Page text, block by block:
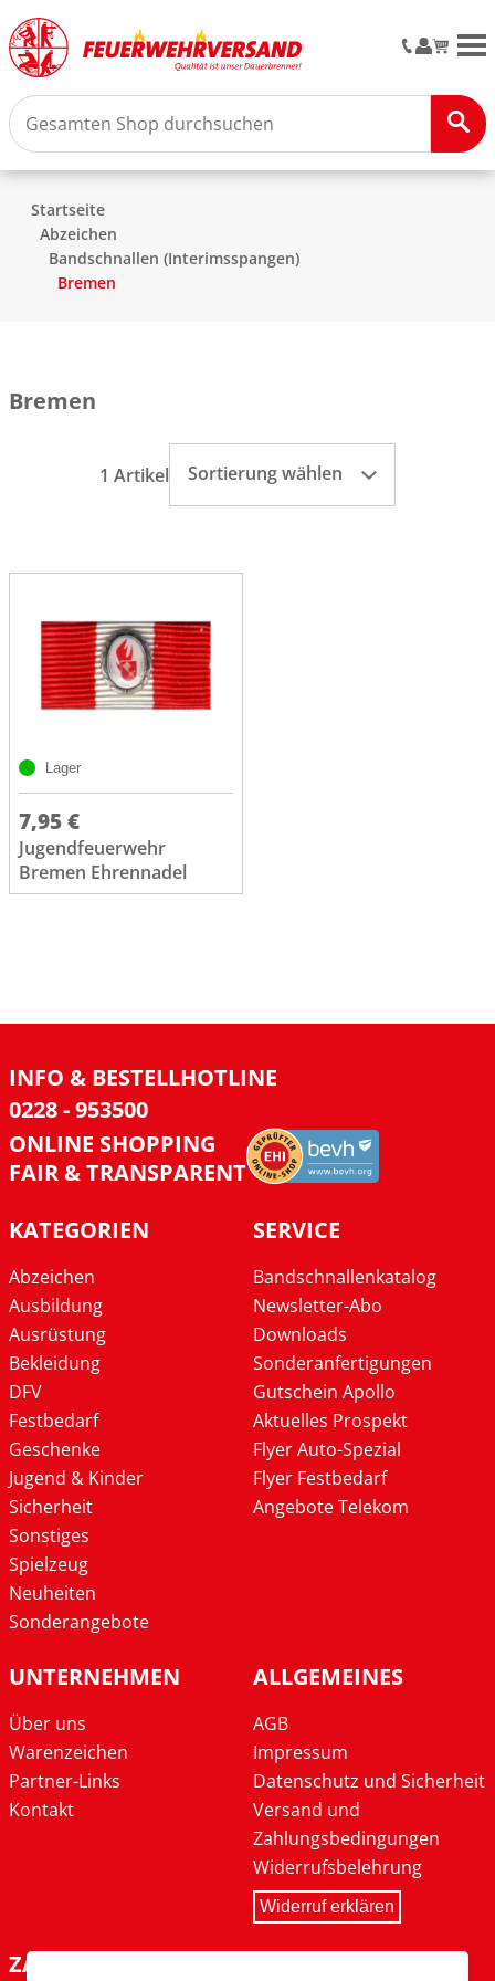
Startseite
Abzeichen
Bandschnallen (Interimsspangen)
Bremen
Bremen
1 Artikel Sortierung wählen
Lager
7,95 €
Jugendfeuerwehr
Bremen Ehrennadel
INFO & BESTELLHOTLINE
0228 - 953500
ONLINE SHOPPING
FAIR & TRANSPARENT
KATEGORIEN
Abzeichen
Ausbildung
Ausrüstung
Bekleidung
DFV
Festbedarf
Geschenke
Jugend & Kinder
Sicherheit
Sonstiges
Spielzeug
Neuheiten
Sonderangebote
SERVICE
Bandschnallenkatalog
Newsletter-Abo
Downloads
Sonderanfertigungen
Gutschein Apollo
Aktuelles Prospekt
Flyer Auto-Spezial
Flyer Festbedarf
Angebote Telekom
UNTERNEHMEN
Über uns
Warenzeichen
Partner-Links
Kontakt
ALLGEMEINES
AGB
Impressum
Datenschutz und Sicherheit
Versand und
Zahlungsbedingungen
Widerrufsbelehrung
Widerruf erklären
ZAHLARTEN